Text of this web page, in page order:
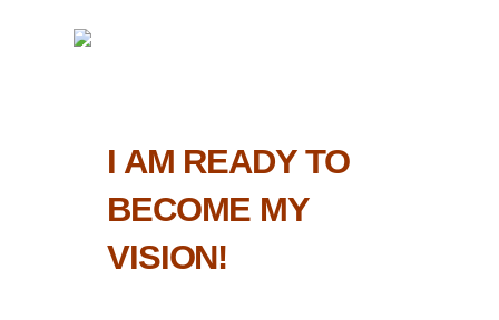
I AM READY TO
BECOME MY
VISION!